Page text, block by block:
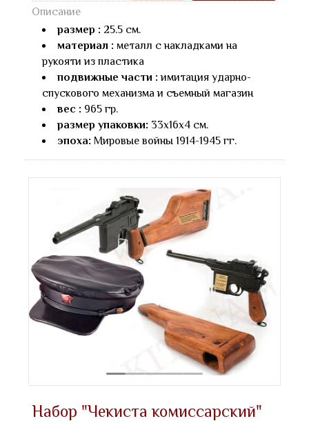
Описание
размер : 25.5 см.
материал : металл с накладками на
рукояти из пластика
подвижные части : имитация ударно-
спускового механизма и съемный магазин
вес : 965 гр.
размер упаковки: 33х16х4 см.
эпоха: Мировые войны 1914-1945 гг.
Набор "Чекиста комиссарский"